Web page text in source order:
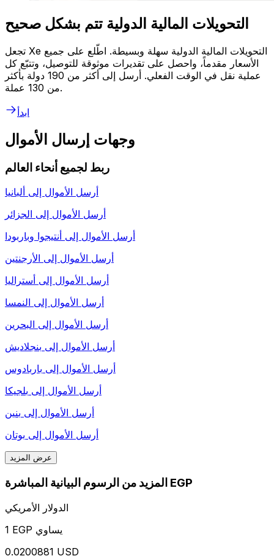
التحويلات المالية الدولية تتم بشكل صحيح
تجعل Xe التحويلات المالية الدولية سهلة وبسيطة. اطّلع على جميع
الأسعار مقدماً، واحصل على تقديرات موثوقة للتوصيل، وتتبّع كل
عملية نقل في الوقت الفعلي. أرسل إلى أكثر من 190 دولة بأكثر
من 130 عملة.
ابدأ
وجهات إرسال الأموال
ربط لجميع أنحاء العالم
أرسل الأموال إلى ألبانيا
أرسل الأموال إلى الجزائر
أرسل الأموال إلى أنتيجوا وباربودا
أرسل الأموال إلى الأرجنتين
أرسل الأموال إلى أستراليا
أرسل الأموال إلى النمسا
أرسل الأموال إلى البحرين
أرسل الأموال إلى بنجلاديش
أرسل الأموال إلى باربادوس
أرسل الأموال إلى بلجيكا
أرسل الأموال إلى بنين
أرسل الأموال إلى بوتان
عرض المزيد
المزيد من الرسوم البيانية المباشرة EGP
الدولار الأمريكي
1 EGP يساوي
0.0200881 USD